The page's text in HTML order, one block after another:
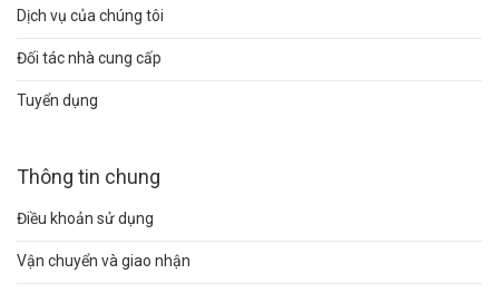
Dịch vụ của chúng tôi
Đối tác nhà cung cấp
Tuyển dụng
Thông tin chung
Điều khoản sử dụng
Vận chuyển và giao nhận